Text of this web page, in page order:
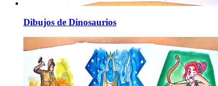
Dibujos de Dinosaurios